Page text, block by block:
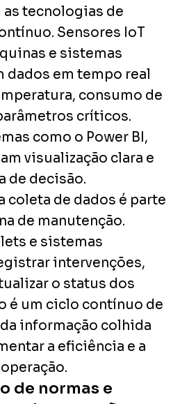
as tecnologias de
Sensores IoT
e sistemas
dados em tempo real
consumo de
críticos.
como o Power BI,
visualização clara e
de decisão.
coleta de dados é parte
de manutenção.
e sistemas
intervenções,
o status dos
é um ciclo contínuo de
informação colhida
a eficiência e a
de normas e